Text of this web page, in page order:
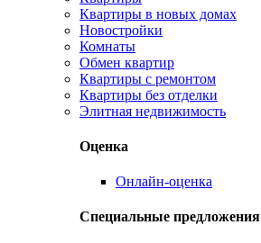
Квартиры в новых домах
Новостройки
Комнаты
Обмен квартир
Квартиры с ремонтом
Квартиры без отделки
Элитная недвижимость
Оценка
Онлайн-оценка
Специальные предложения